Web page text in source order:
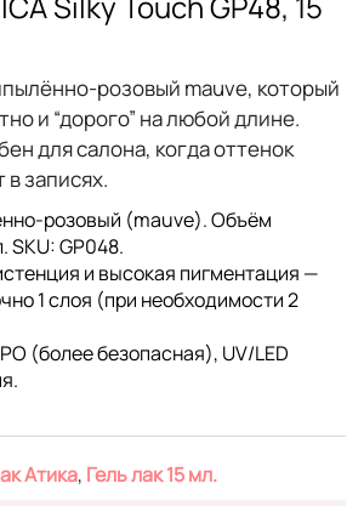
розовый mauve, который
и “дорого” на любой длине.
для салона, когда оттенок
записях.
розовый (mauve). Объём
SKU: GP048.
и высокая пигментация —
1 слоя (при необходимости 2
(более безопасная), UV/LED
Атика, Гель лак 15 мл.